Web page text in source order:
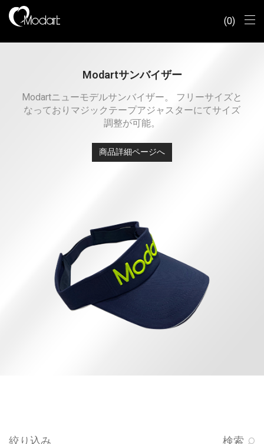
0
Modartサンバイザー
Modartニューモデルサンバイザー。 フリーサイズと
なっておりマジックテープアジャスターにてサイズ
調整が可能。
商品詳細ページへ
絞り込み 検索